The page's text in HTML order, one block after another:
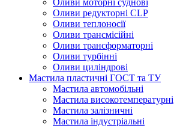
Оливи моторні суднові
Оливи редукторні CLP
Оливи теплоносії
Оливи трансмісійні
Оливи трансформаторні
Оливи турбінні
Оливи циліндрові
Мастила пластичні ГОСТ та ТУ
Мастила автомобільні
Мастила високотемпературні
Мастила залізничні
Мастила індустріальні